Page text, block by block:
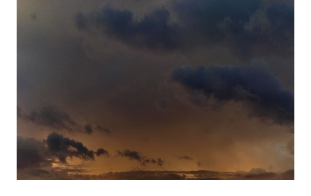
tão valioso tempo a sós, que de só tem muito pouco. os
gestos nunca passavam desapercebidos, mas as vias
respiratórias também não costumam ponderar sobre a
respiração. ela simplesmente acontece, até que deixa de
acontecer perfeitamente. eu pensava em um mundo inteiro
de significados que eu havia aprendido e agora me via sem
saber onde usar. o espaço ininterrupto entre viver uma
vida funcional e conhecer o universo de outra pessoa
tendem a pressionar o hipocampo ou seja lá o ...